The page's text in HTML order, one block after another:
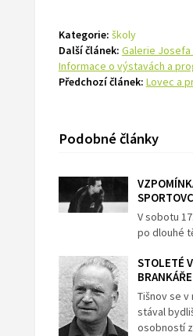
Kategorie: školy
Další článek: Galerie Josefa
Informace o výstavách a
Předchozí článek: Lovec a
Podobné články
V sobotu
po dlouhé
STOLETÉ
BRANKÁŘE
Tišnov se
stával
osobností